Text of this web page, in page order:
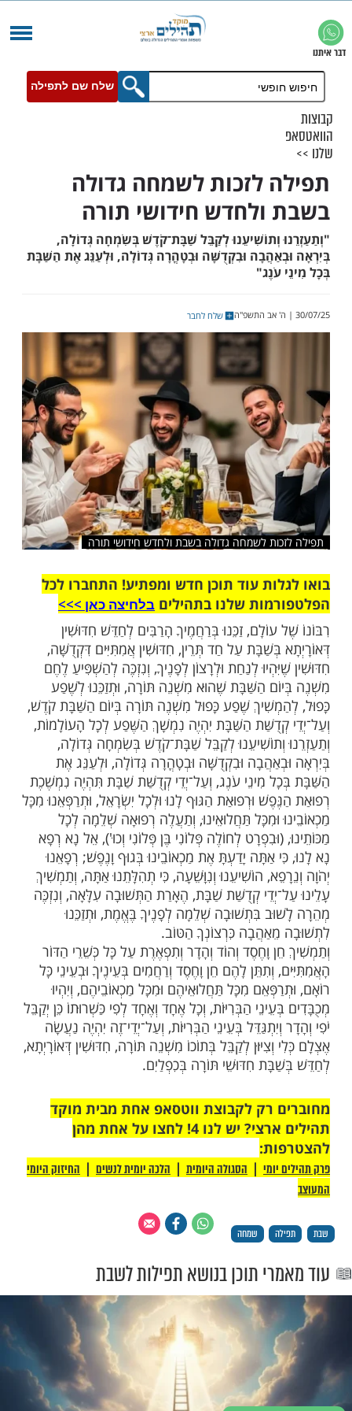
שלח שם לתפילה
לזכות לשמחה גדולה
חידושי תורה
וּבִקְדֻשָּׁה וּבְטָהֳרָה גְּדוֹלָה, וּלְעַנֵּג אֶת הַשַּׁבָּת
שלח לחבר
לשמחה גדולה בשבת ולחדש חידושי תורה
עוד תוכן חדש ומפתיע! התחברו לכל
שלנו בתהיליםבלחיצה כאן >>>​
עוֹלָם, זַכֵּנוּ בְּרַחֲמֶיךָ הָרַבִּים לְחַדֵּשׁ חִדּוּשִׁין
עַל חַד תְּרֵין, חִדּוּשִׁין אֲמִתִּיִּים דִּקְדֻשָּׁה,
לְנַחַת וּלְרָצוֹן לְפָנֶיךָ, וְנִזְכֶּה לְהַשְׁפִּיעַ לֶחֶם
הַשַּׁבָּת שֶׁהוּא מִשְׁנֵה תּוֹרָה, וּתְזַכֵּנוּ לְשֶׁפַע
שֶׁפַע כָּפוּל מִשְׁנֶה תּוֹרָה בְּיוֹם הַשַּׁבָּת קֹדֶשׁ,
קְדֻשַּׁת הַשַּׁבָּת יִהְיֶה נִמְשָׁךְ הַשֶּׁפַע לְכָל הָעוֹלָמוֹת,
לְקַבֵּל שַׁבָּת־קֹדֶשׁ בְּשִׂמְחָה גְּדוֹלָה,
וּבִקְדֻשָּׁה וּבְטָהֳרָה גְּדוֹלָה, וּלְעַנֵּג אֶת
מִינֵי עֹנֶג, וְעַל־יְדֵי קְדֻשַּׁת שַׁבָּת תִּהְיֶה נִמְשֶׁכֶת
וּרְפוּאַת הַגּוּף לָנוּ וּלְכָל יִשְׂרָאֵל, וּתְרַפְּאֵנוּ מִכָּל
וּמִכָּל תַּחֲלוּאֵינוּ, וְתַעֲלֶה רְפוּאָה שְׁלֵמָה לְכָל
לְחוֹלֶה פְּלוֹנִי בֶּן פְּלוֹנִי וְכוּ'), אֵל נָא רְפָא
אַתָּה יָדַעְתָּ אֶת מַכְאוֹבֵינוּ בְּגוּף וָנֶפֶשׁ; רְפָאֵנוּ
הוֹשִׁיעֵנוּ וְנִוָּשֵׁעָה, כִּי תְהִלָּתֵנוּ אַתָּה, וְתַמְשִׁיךְ
קְדֻשַּׁת שַׁבָּת, הֶאָרַת הַתְּשׁוּבָה עִלָּאָה, וְנִזְכֶּה
בִּתְשׁוּבָה שְׁלֵמָה לְפָנֶיךָ בֶּאֱמֶת, וּתְזַכֵּנוּ
כִּרְצוֹנְךָ הַטּוֹב.
וָחֶסֶד וְהוֹד וְהָדָר וְתִפְאֶרֶת עַל כָּל כְּשֵׁרֵי הַדּוֹר
לָהֶם חֵן וָחֶסֶד וְרַחֲמִים בְּעֵינֶיךָ וּבְעֵינֵי כָּל
מִכָּל תַּחֲלוּאֵיהֶם וּמִכָּל מַכְאוֹבֵיהֶם, וְיִהְיוּ
הַבְּרִיּוֹת, וְכָל אֶחָד וְאֶחָד לְפִי כַּשְׁרוּתוֹ כֵּן יְקַבֵּל
בְּעֵינֵי הַבְּרִיּוֹת, וְעַל־יְדֵי־זֶה יִהְיֶה נַעֲשָׂה
לְקַבֵּל בְּתוֹכוֹ מִשְׁנֵה תּוֹרָה, חִדּוּשִׁין דְּאוֹרָיְתָא,
חִדּוּשֵׁי תּוֹרָה בְּכִפְלַיִם.
רק לקבוצת ווטסאפ אחת מבית מוקד